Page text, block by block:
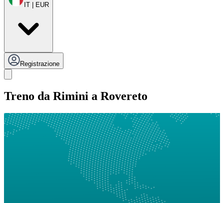
IT | EUR
Registrazione
Treno da Rimini a Rovereto